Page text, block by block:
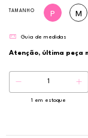
TAMANHO P M
Guia de medidas
Atenção, última peça
1 em estoque